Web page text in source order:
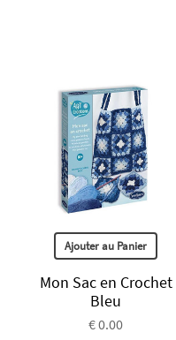
Ajouter au Panier
Mon Sac en Crochet
Bleu
€ 0.00